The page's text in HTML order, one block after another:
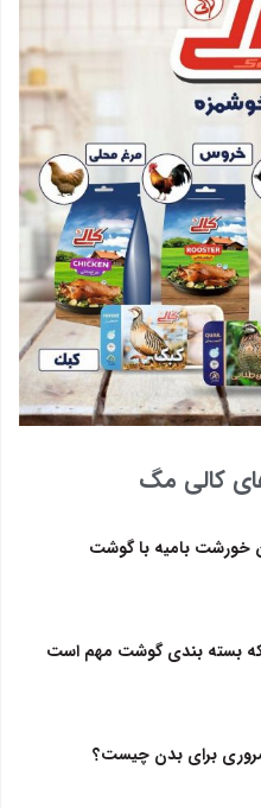
کالی مگ
خورشت بامیه با گوشت